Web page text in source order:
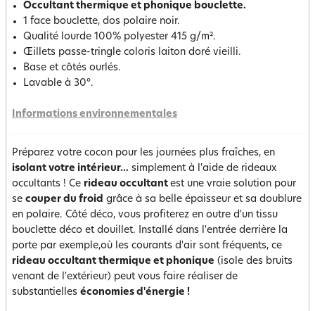
Occultant thermique et phonique bouclette.
1 face bouclette, dos polaire noir.
Qualité lourde 100% polyester 415 g/m².
Œillets passe-tringle coloris laiton doré vieilli.
Base et côtés ourlés.
Lavable à 30°.
Informations environnementales
Préparez votre cocon pour les journées plus fraîches, en
isolant votre intérieur... simplement à l'aide de rideaux
occultants ! Ce rideau occultant est une vraie solution pour
se couper du froid grâce à sa belle épaisseur et sa doublure
en polaire. Côté déco, vous profiterez en outre d'un tissu
bouclette déco et douillet. Installé dans l'entrée derrière la
porte par exemple,où les courants d'air sont fréquents, ce
rideau occultant thermique et phonique (isole des bruits
venant de l'extérieur) peut vous faire réaliser de
substantielles économies d'énergie !